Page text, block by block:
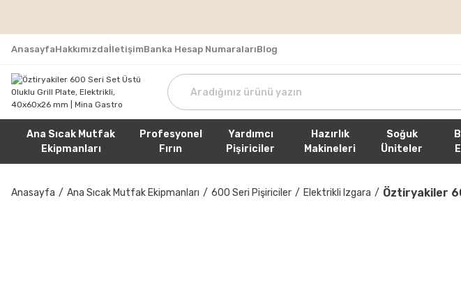
AnasayfaHakkımızdaİletişimBanka Hesap NumaralarıBlog
Ana Sıcak Mutfak
Ekipmanları
Profesyonel
Fırın
Yardımcı
Pişiriciler
Hazırlık
Makineleri
Soğuk
Üniteler
Anasayfa Ana Sıcak Mutfak Ekipmanları 600 Seri Pişiriciler Elektrikli Izgara Öztiryakiler